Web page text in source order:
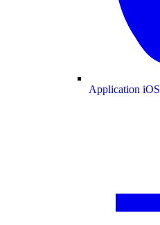
Application iOS